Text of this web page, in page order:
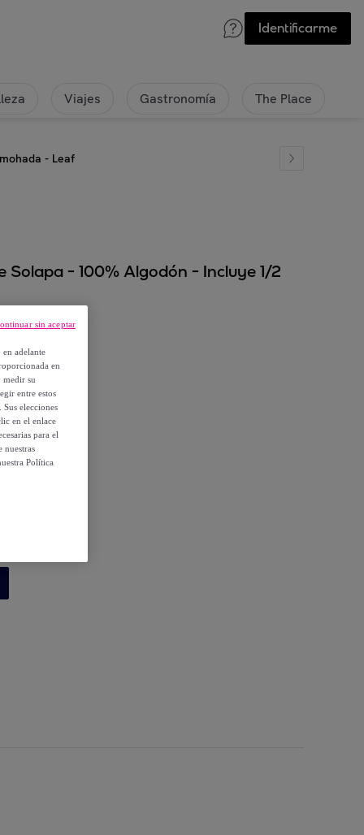
Identificarme
Viajes Gastronomía The Place
- Leaf
- 100% Algodón - Incluye 1/2
adelante
en
medir su
entre estos
elecciones
en el enlace
para el
nuestras
Política
sin aceptar